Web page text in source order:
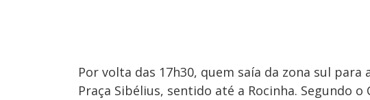
Por volta das 17h30, quem saía da zona sul
Praça Sibélius, sentido até a Rocinha. Segundo